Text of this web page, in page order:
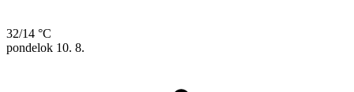
32/14 °C
pondelok 10. 8.